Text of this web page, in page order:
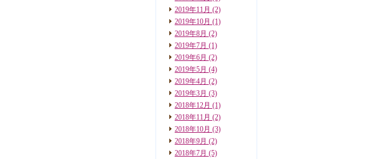
2019年11月 (2)
2019年10月 (1)
2019年8月 (2)
2019年7月 (1)
2019年6月 (2)
2019年5月 (4)
2019年4月 (2)
2019年3月 (3)
2018年12月 (1)
2018年11月 (2)
2018年10月 (3)
2018年9月 (2)
2018年7月 (5)